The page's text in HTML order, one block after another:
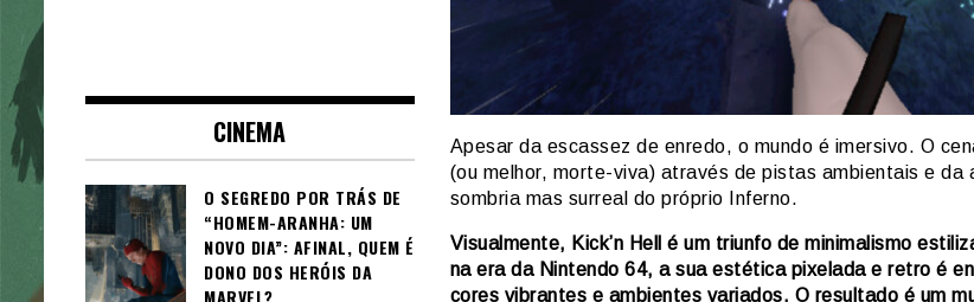
Apesar da escassez de enredo, o mundo é imersivo. O
(ou melhor, morte-viva) através de pistas ambientais e da
sombria mas surreal do próprio Inferno.
Visualmente, Kick’n Hell é um triunfo de minimalismo
na era da Nintendo 64, a sua estética pixelada e retro é
cores vibrantes e ambientes variados. O resultado é um
CINEMA
O SEGREDO POR TRÁS DE
“HOMEM-ARANHA: UM
NOVO DIA”: AFINAL, QUEM É
DONO DOS HERÓIS DA
MARVEL?